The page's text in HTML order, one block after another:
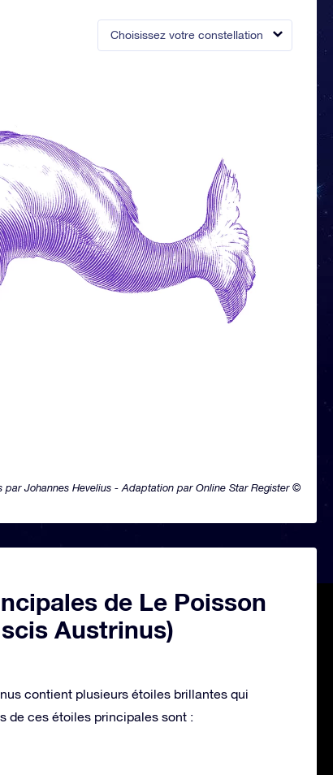
Choisissez votre constellation
par Johannes Hevelius - Adaptation par Online Star Register ©
de Le Poisson
Austrinus)
contient plusieurs étoiles brillantes qui
de ces étoiles principales sont :